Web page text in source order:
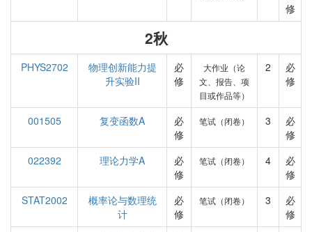
修
2秋
PHYS2702
物理创新能力提
升实验II
必
修
大作业（论
文、报告、项
目或作品等）
2
必
修
001505 复变函数A
必
修
笔试（闭卷） 3
必
修
022392
理论力学A
必
修
笔试（闭卷） 4
必
修
STAT2002
概率论与数理统
计
必
修
笔试（闭卷） 3
必
修